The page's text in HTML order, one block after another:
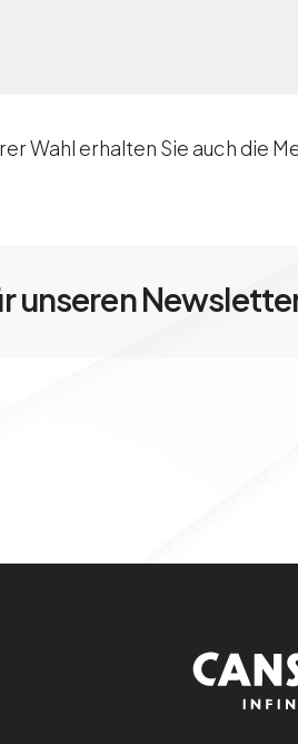
Wahl erhalten Sie auch die
unseren